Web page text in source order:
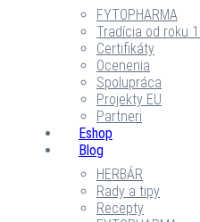
FYTOPHARMA
Tradícia od roku
Certifikáty
Ocenenia
Spolupráca
Projekty EU
Partneri
Eshop
Blog
HERBÁR
Rady a tipy
Recepty